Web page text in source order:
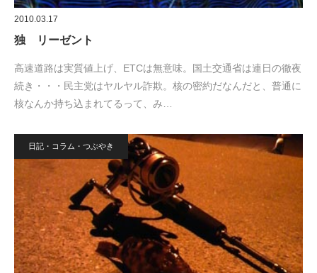
2010.03.17
独 リーゼント
高速道路は実質値上げ、ETCは無意味。国土交通省は連日の徹夜
続き・・・民主党はヤルヤル詐欺。核の密約だなんだと、普通に
核なんか持ち込まれてるって、み…
日記・コラム・つぶやき